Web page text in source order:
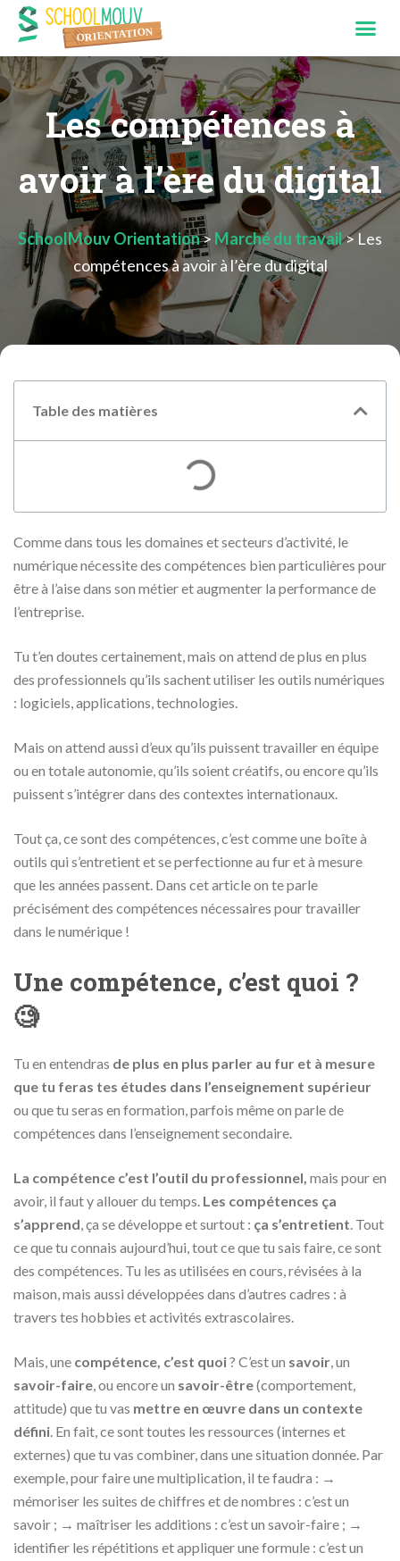
Les compétences à
avoir à l’ère du digital
SchoolMouv Orientation> Marché du travail>Les
compétences à avoir à l’ère du digital
Table des matières
Comme dans tous les domaines et secteurs d’activité, le
numérique nécessite des compétences bien particulières pour
être à l’aise dans son métier et augmenter la performance de
l’entreprise.
Tu t’en doutes certainement, mais on attend de plus en plus
des professionnels qu’ils sachent utiliser les outils numériques
: logiciels, applications, technologies.
Mais on attend aussi d’eux qu’ils puissent travailler en équipe
ou en totale autonomie, qu’ils soient créatifs, ou encore qu’ils
puissent s’intégrer dans des contextes internationaux.
Tout ça, ce sont des compétences, c’est comme une boîte à
outils qui s’entretient et se perfectionne au fur et à mesure
que les années passent. Dans cet article on te parle
précisément des compétences nécessaires pour travailler
dans le numérique !
Une compétence, c’est quoi ?
🧐
Tu en entendras de plus en plus parler au fur et à mesure
que tu feras tes études dans l’enseignement supérieur
ou que tu seras en formation, parfois même on parle de
compétences dans l’enseignement secondaire.
La compétence c’est l’outil du professionnel, mais pour en
avoir, il faut y allouer du temps. Les compétences ça
s’apprend, ça se développe et surtout : ça s’entretient. Tout
ce que tu connais aujourd’hui, tout ce que tu sais faire, ce sont
des compétences. Tu les as utilisées en cours, révisées à la
maison, mais aussi développées dans d’autres cadres : à
travers tes hobbies et activités extrascolaires.
Mais, une compétence, c’est quoi? C’est un savoir, un
savoir-faire, ou encore un savoir-être(comportement,
attitude) que tu vas mettre en œuvre dans un contexte
défini. En fait, ce sont toutes les ressources (internes et
externes) que tu vas combiner, dans une situation donnée. Par
exemple, pour faire une multiplication, il te faudra : →
mémoriser les suites de chiffres et de nombres : c’est un
savoir ; → maîtriser les additions : c’est un savoir-faire ; →
identifier les répétitions et appliquer une formule : c’est un